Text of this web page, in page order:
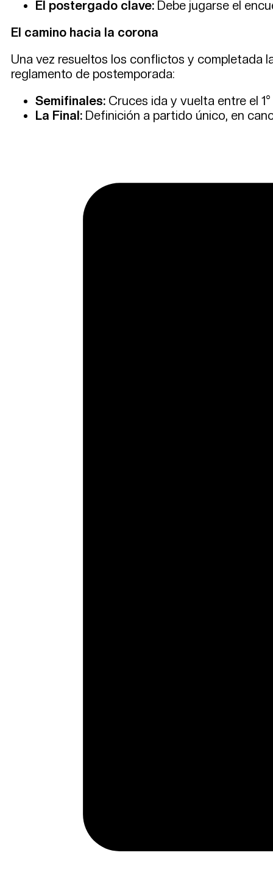
El postergado clave: Debe jugarse el
El camino hacia la corona
Una vez resueltos los conflictos y completada
reglamento de postemporada:
Semifinales: Cruces ida y vuelta entre el 1°
La Final: Definición a partido único, en